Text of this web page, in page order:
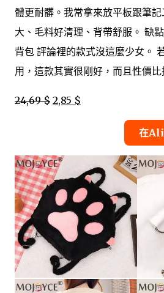
體更耐髒。我常拿來放平板跟筆
大、毛料好清理、背帶舒服。 缺
背包 評論裡的款式沒這麼少女。
用，這款其實很剛好，而且性價比
24,69 $ 2,85 $
在